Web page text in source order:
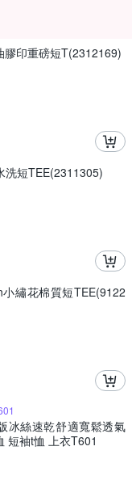
膠印重磅短T(2312169)
洗短TEE(2311305)
繡花棉質短TEE(9122
冰絲速乾舒適寬鬆透氣
短袖t恤 上衣T601